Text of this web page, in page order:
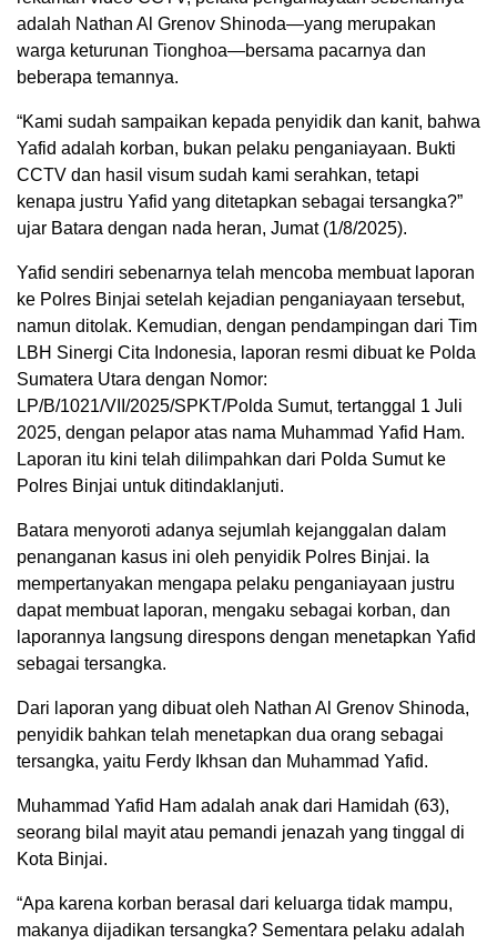
adalah Nathan Al Grenov Shinoda—yang merupakan
warga keturunan Tionghoa—bersama pacarnya dan
beberapa temannya.
“Kami sudah sampaikan kepada penyidik dan kanit, bahwa
Yafid adalah korban, bukan pelaku penganiayaan. Bukti
CCTV dan hasil visum sudah kami serahkan, tetapi
kenapa justru Yafid yang ditetapkan sebagai tersangka?”
ujar Batara dengan nada heran, Jumat (1/8/2025).
Yafid sendiri sebenarnya telah mencoba membuat laporan
ke Polres Binjai setelah kejadian penganiayaan tersebut,
namun ditolak. Kemudian, dengan pendampingan dari Tim
LBH Sinergi Cita Indonesia, laporan resmi dibuat ke Polda
Sumatera Utara dengan Nomor:
LP/B/1021/VII/2025/SPKT/Polda Sumut, tertanggal 1 Juli
2025, dengan pelapor atas nama Muhammad Yafid Ham.
Laporan itu kini telah dilimpahkan dari Polda Sumut ke
Polres Binjai untuk ditindaklanjuti.
Batara menyoroti adanya sejumlah kejanggalan dalam
penanganan kasus ini oleh penyidik Polres Binjai. Ia
mempertanyakan mengapa pelaku penganiayaan justru
dapat membuat laporan, mengaku sebagai korban, dan
laporannya langsung direspons dengan menetapkan Yafid
sebagai tersangka.
Dari laporan yang dibuat oleh Nathan Al Grenov Shinoda,
penyidik bahkan telah menetapkan dua orang sebagai
tersangka, yaitu Ferdy Ikhsan dan Muhammad Yafid.
Muhammad Yafid Ham adalah anak dari Hamidah (63),
seorang bilal mayit atau pemandi jenazah yang tinggal di
Kota Binjai.
“Apa karena korban berasal dari keluarga tidak mampu,
makanya dijadikan tersangka? Sementara pelaku adalah